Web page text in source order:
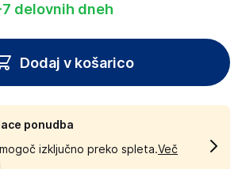
delovnih dneh
Dodaj v košarico
ponudba
izključno preko spleta.Več